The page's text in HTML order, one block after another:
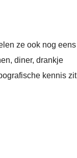
ze ook nog eens
diner, drankje
kennis zit